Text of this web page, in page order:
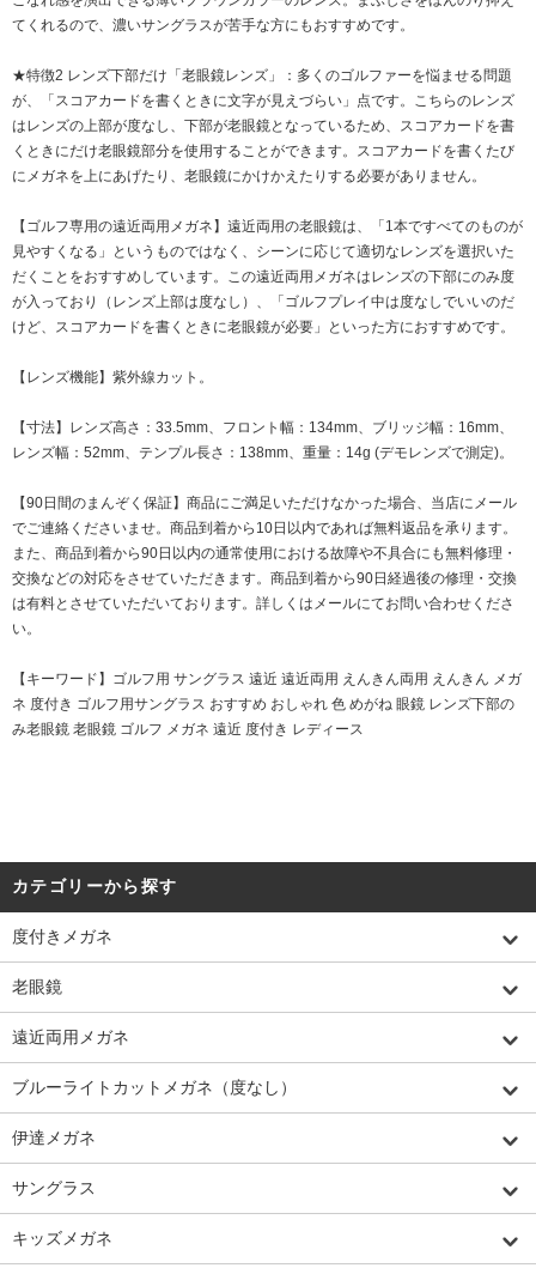
てくれるので、濃いサングラスが苦手な方にもおすすめです。
★特徴2 レンズ下部だけ「老眼鏡レンズ」：多くのゴルファーを悩ませる問題
が、「スコアカードを書くときに文字が見えづらい」点です。こちらのレンズ
はレンズの上部が度なし、下部が老眼鏡となっているため、スコアカードを書
くときにだけ老眼鏡部分を使用することができます。スコアカードを書くたび
にメガネを上にあげたり、老眼鏡にかけかえたりする必要がありません。
【ゴルフ専用の遠近両用メガネ】遠近両用の老眼鏡は、「1本ですべてのものが
見やすくなる」というものではなく、シーンに応じて適切なレンズを選択いた
だくことをおすすめしています。この遠近両用メガネはレンズの下部にのみ度
が入っており（レンズ上部は度なし）、「ゴルフプレイ中は度なしでいいのだ
けど、スコアカードを書くときに老眼鏡が必要」といった方におすすめです。
【レンズ機能】紫外線カット。
【寸法】レンズ高さ：33.5mm、フロント幅：134mm、ブリッジ幅：16mm、
レンズ幅：52mm、テンプル長さ：138mm、重量：14g (デモレンズで測定)。
【90日間のまんぞく保証】商品にご満足いただけなかった場合、当店にメール
でご連絡くださいませ。商品到着から10日以内であれば無料返品を承ります。
また、商品到着から90日以内の通常使用における故障や不具合にも無料修理・
交換などの対応をさせていただきます。商品到着から90日経過後の修理・交換
は有料とさせていただいております。詳しくはメールにてお問い合わせくださ
い。
【キーワード】ゴルフ用 サングラス 遠近 遠近両用 えんきん両用 えんきん メガ
ネ 度付き ゴルフ用サングラス おすすめ おしゃれ 色 めがね 眼鏡 レンズ下部の
み老眼鏡 老眼鏡 ゴルフ メガネ 遠近 度付き レディース
カテゴリーから探す
度付きメガネ
老眼鏡
遠近両用メガネ
ブルーライトカットメガネ（度なし）
伊達メガネ
サングラス
キッズメガネ